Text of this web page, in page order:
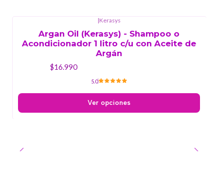
|Kerasys
Argan Oil (Kerasys) - Shampoo o
Acondicionador 1 litro c/u con Aceite de
Argán
$16.990
5.0
Ver opciones